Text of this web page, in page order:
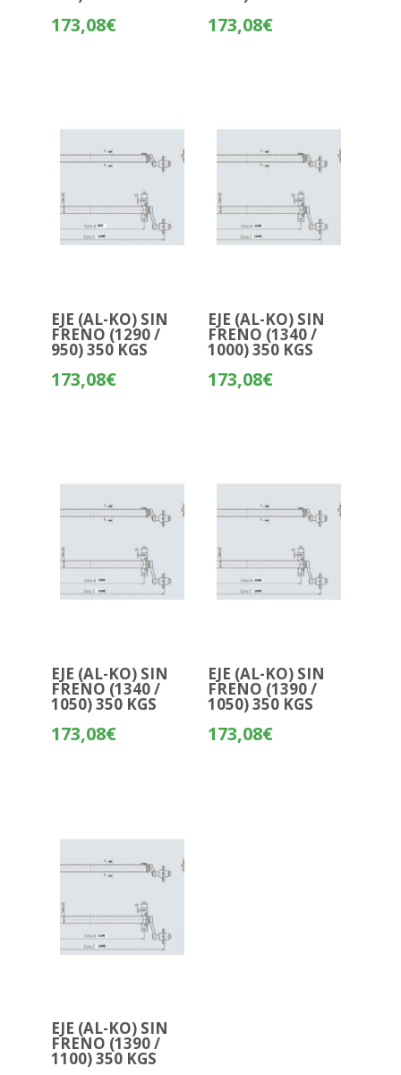
173,08€ 173,08€
EJE (AL-KO) SIN
FRENO (1290 /
950) 350 KGS
173,08€
EJE (AL-KO) SIN
FRENO (1340 /
1000) 350 KGS
173,08€
EJE (AL-KO) SIN
FRENO (1340 /
1050) 350 KGS
173,08€
EJE (AL-KO) SIN
FRENO (1390 /
1050) 350 KGS
173,08€
EJE (AL-KO) SIN
FRENO (1390 /
1100) 350 KGS